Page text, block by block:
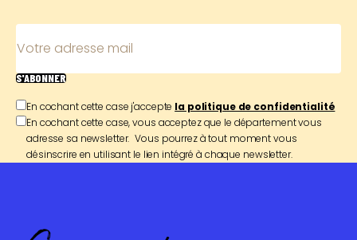
Votre adresse mail
S'ABONNER
En cochant cette case j'accepte la politique de confidentialité
En cochant cette case, vous acceptez que le département vous
adresse sa newsletter. Vous pourrez à tout moment vous
désinscrire en utilisant le lien intégré à chaque newsletter.